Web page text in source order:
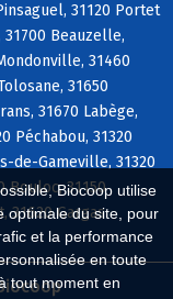
Biocoop utilise
optimale du site, pour
et la performance
en toute
tout moment en
31120 Portet
31700 Beauzelle,
31460
31650
31670 Labège,
Péchabou, 31320
de-Gameville, 31320
Bouloc, 31150
31620 Gargas